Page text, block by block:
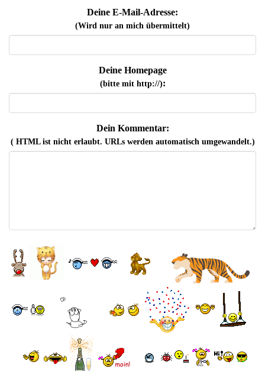
Deine E-Mail-Adresse:
(Wird nur an mich übermittelt)
Deine Homepage
(bitte mit http://):
Dein Kommentar:
( HTML ist nichterlaubt. URLs werden automatisch umgewandelt.)